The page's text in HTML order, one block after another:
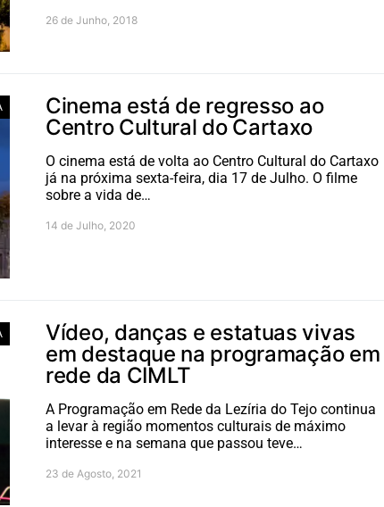
26 de Junho, 2018
Cinema está de regresso ao
Centro Cultural do Cartaxo
O cinema está de volta ao Centro Cultural do Cartaxo
já na próxima sexta-feira, dia 17 de Julho. O filme
sobre a vida de…
14 de Julho, 2020
Vídeo, danças e estatuas vivas
em destaque na programação em
rede da CIMLT
A Programação em Rede da Lezíria do Tejo continua
a levar à região momentos culturais de máximo
interesse e na semana que passou teve…
23 de Agosto, 2021